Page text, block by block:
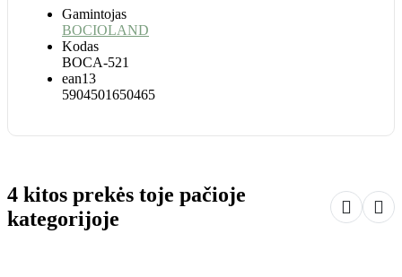
Gamintojas
BOCIOLAND
Kodas
BOCA-521
ean13
5904501650465
4 kitos prekės toje pačioje
kategorijoje
 